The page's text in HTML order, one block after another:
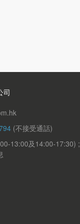
司
(不接受通話)
13:00及14:00-17:30) ;